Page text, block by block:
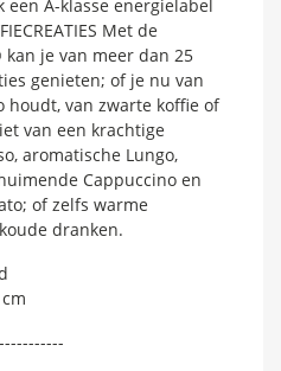
A-klasse energielabel
Met de
kan je van meer dan 25
genieten; of je nu van
houdt, van zwarte koffie of
van een krachtige
aromatische Lungo,
Cappuccino en
of zelfs warme
dranken.